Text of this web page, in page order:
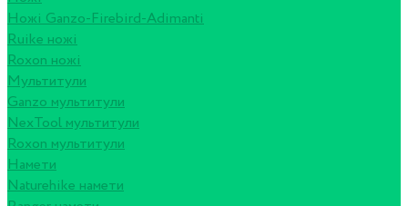
Ножі Ganzo-Firebird-Adimanti
Ruike ножі
Roxon ножi
Мультитули
Ganzo мультитули
NexTool мультитули
Roxon мультитули
Намети
Naturehike намети